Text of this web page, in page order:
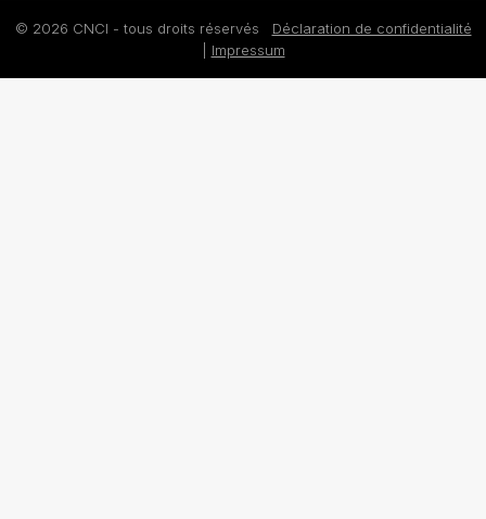
© 2026 CNCI - tous droits réservés Déclaration de confidentialité
Impressum